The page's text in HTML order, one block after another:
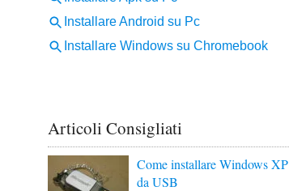
Articoli Consigliati
Come installare Windows XP
da USB